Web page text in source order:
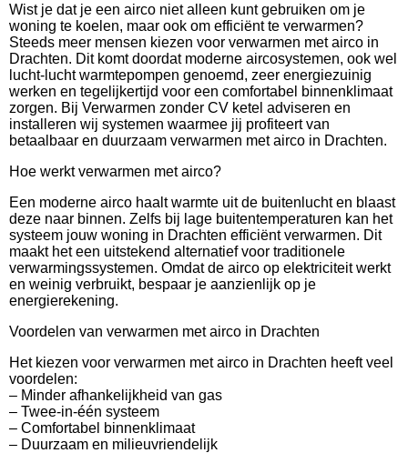
Wist je dat je een airco niet alleen kunt gebruiken om je
woning te koelen, maar ook om efficiënt te verwarmen?
Steeds meer mensen kiezen voor verwarmen met airco in
Drachten. Dit komt doordat moderne aircosystemen, ook wel
lucht-lucht warmtepompen genoemd, zeer energiezuinig
werken en tegelijkertijd voor een comfortabel binnenklimaat
zorgen. Bij Verwarmen zonder CV ketel adviseren en
installeren wij systemen waarmee jij profiteert van
betaalbaar en duurzaam verwarmen met airco in Drachten.
Hoe werkt verwarmen met airco?
Een moderne airco haalt warmte uit de buitenlucht en blaast
deze naar binnen. Zelfs bij lage buitentemperaturen kan het
systeem jouw woning in Drachten efficiënt verwarmen. Dit
maakt het een uitstekend alternatief voor traditionele
verwarmingssystemen. Omdat de airco op elektriciteit werkt
en weinig verbruikt, bespaar je aanzienlijk op je
energierekening.
Voordelen van verwarmen met airco in Drachten
Het kiezen voor verwarmen met airco in Drachten heeft veel
voordelen:
– Minder afhankelijkheid van gas
– Twee-in-één systeem
– Comfortabel binnenklimaat
– Duurzaam en milieuvriendelijk